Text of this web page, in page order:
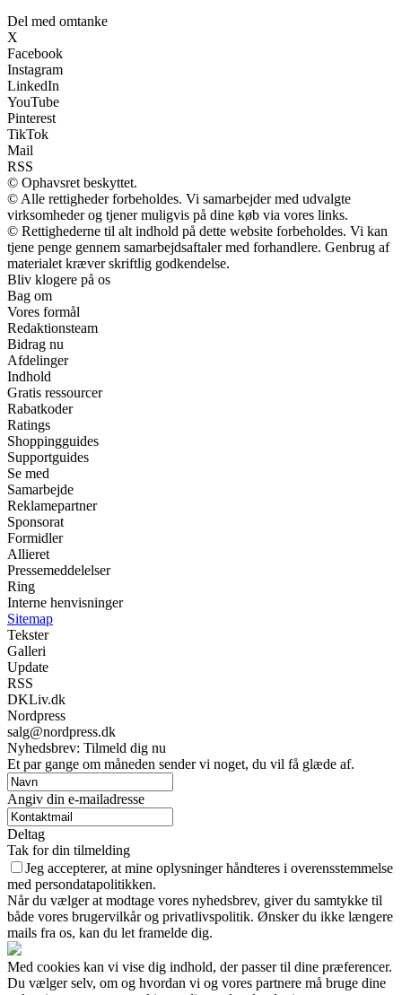
Del med omtanke
X
Facebook
Instagram
LinkedIn
YouTube
Pinterest
TikTok
Mail
RSS
© Ophavsret beskyttet.
© Alle rettigheder forbeholdes. Vi samarbejder med udvalgte
virksomheder og tjener muligvis på dine køb via vores links.
© Rettighederne til alt indhold på dette website forbeholdes. Vi kan
tjene penge gennem samarbejdsaftaler med forhandlere. Genbrug af
materialet kræver skriftlig godkendelse.
Bliv klogere på os
Bag om
Vores formål
Redaktionsteam
Bidrag nu
Afdelinger
Indhold
Gratis ressourcer
Rabatkoder
Ratings
Shoppingguides
Supportguides
Se med
Samarbejde
Reklamepartner
Sponsorat
Formidler
Allieret
Pressemeddelelser
Ring
Interne henvisninger
Sitemap
Tekster
Galleri
Update
RSS
DKLiv.dk
Nordpress
salg@nordpress.dk
Nyhedsbrev: Tilmeld dig nu
Et par gange om måneden sender vi noget, du vil få glæde af.
Angiv din e-mailadresse
Deltag
Tak for din tilmelding
Jeg accepterer, at mine oplysninger håndteres i overensstemmelse
med persondatapolitikken.
Når du vælger at modtage vores nyhedsbrev, giver du samtykke til
både vores brugervilkår og privatlivspolitik. Ønsker du ikke længere
mails fra os, kan du let framelde dig.
Med cookies kan vi vise dig indhold, der passer til dine præferencer.
Du vælger selv, om og hvordan vi og vores partnere må bruge dine